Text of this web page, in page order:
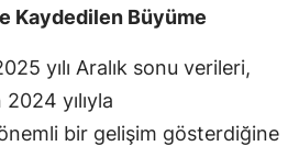
Giresun
Gümüşhane
Hakkari
Kaydedilen Büyüme
yılı Aralık sonu verileri,
yılıyla
önemli bir gelişim gösterdiğine